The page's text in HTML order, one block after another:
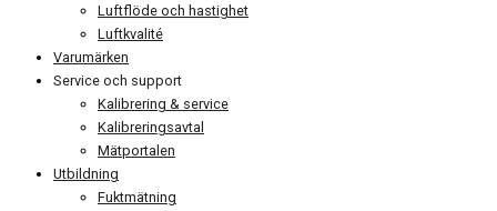
Luftflöde och hastighet
Luftkvalité
Varumärken
Service och support
Kalibrering & service
Kalibreringsavtal
Mätportalen
Utbildning
Fuktmätning